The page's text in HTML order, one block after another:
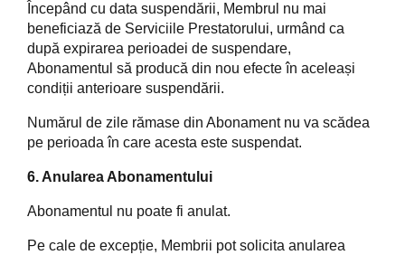
Începând cu data suspendării, Membrul nu mai
beneficiază de Serviciile Prestatorului, urmând ca
după expirarea perioadei de suspendare,
Abonamentul să producă din nou efecte în aceleași
condiții anterioare suspendării.
Numărul de zile rămase din Abonament nu va scădea
pe perioada în care acesta este suspendat.
6. Anularea Abonamentului
Abonamentul nu poate fi anulat.
Pe cale de excepție, Membrii pot solicita anularea